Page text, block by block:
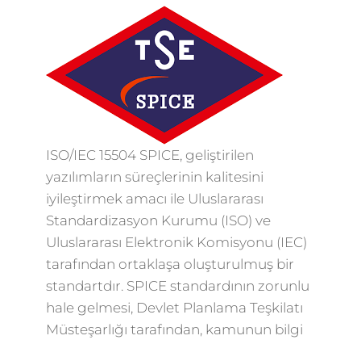
ISO/IEC 15504 SPICE, geliştirilen
yazılımların süreçlerinin kalitesini
iyileştirmek amacı ile Uluslararası
Standardizasyon Kurumu (ISO) ve
Uluslararası Elektronik Komisyonu (IEC)
tarafından ortaklaşa oluşturulmuş bir
standartdır. SPICE standardının zorunlu
hale gelmesi, Devlet Planlama Teşkilatı
Müsteşarlığı tarafından, kamunun bilgi